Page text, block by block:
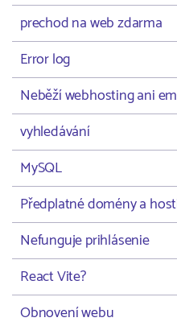
prechod na web zdarma
Error log
Neběží webhosting ani
vyhledávání
MySQL
Předplatné domény a
Nefunguje prihlásenie
React Vite?
Obnovení webu